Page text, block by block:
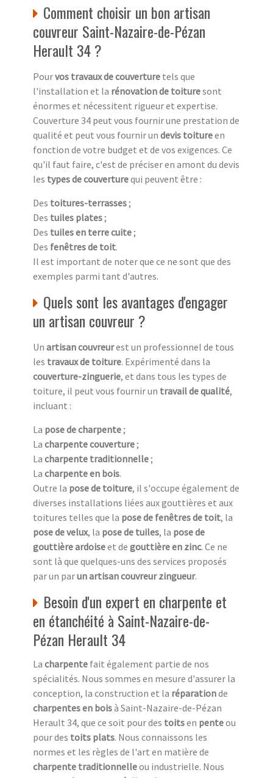
Comment choisir un bon artisan
couvreur Saint-Nazaire-de-Pézan
Herault 34 ?
Pourvos travaux de couverture tels que
l'installation et la rénovation de toituresont
énormes et nécessitent rigueur et expertise.
Couverture 34 peut vous fournir une prestation de
qualité et peut vous fournir un devis toitureen
fonction de votre budget et de vos exigences. Ce
qu'il faut faire, c'est de préciser en amont du devis
les types de couverturequi peuvent être :
Des toitures-terrasses ;
Des tuiles plates ;
Des tuiles en terre cuite ;
Des fenêtres de toit.
Il est important de noter que ce ne sont que des
exemples parmi tant d'autres.
Quels sont les avantages d'engager
un artisan couvreur ?
Un artisan couvreurest un professionnel de tous
les travaux de toiture. Expérimenté dans la
couverture-zinguerie, et dans tous les types de
toiture, il peut vous fournir un travail de qualité,
incluant :
La pose de charpente ;
La charpente couverture ;
La charpente traditionnelle ;
La charpente en bois.
Outre la pose de toiture, il s'occupe également de
diverses installations liées aux gouttières et aux
toitures telles que la pose de fenêtres de toit, la
pose de velux, la pose de tuiles, la pose de
gouttière ardoiseet de gouttière en zinc. Ce ne
sont là que quelques-uns des services proposés
par un parun artisan couvreur zingueur.
Besoin d'un expert en charpente et
en étanchéité à Saint-Nazaire-de-
Pézan Herault 34
La charpente fait également partie de nos
spécialités. Nous sommes en mesure d'assurer la
conception, la construction et la réparationde
charpentes en boisà Saint-Nazaire-de-Pézan
Herault 34, que ce soit pour des toitsen penteou
pour des toits plats. Nous connaissons les
normes et les règles de l'art en matière de
charpente traditionnelleou industrielle. Nous